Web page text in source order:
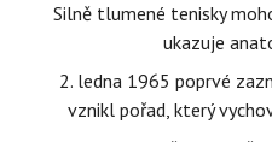
Silně tlumené tenisky
ukazuje
2. ledna 1965 poprvé
vznikl pořad, který